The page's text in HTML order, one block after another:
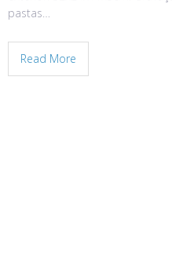
pastas…
Read More